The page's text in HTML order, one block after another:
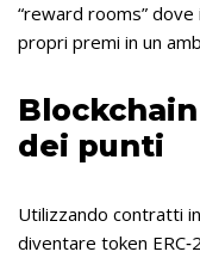
“reward rooms” dove
propri premi in un
dei punti
Utilizzando contratti
diventare token